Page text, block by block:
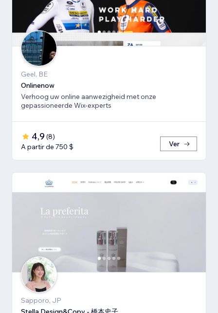
Geel, BE
Onlinenow
Verhoog uw online aanwezigheid met onze
gepassioneerde Wix-experts
4,9 (8)
A partir de 750 $
Ver
Sapporo, JP